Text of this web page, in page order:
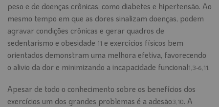
peso e de doenças crônicas, como diabetes e hipertensão. Ao
mesmo tempo em que as dores sinalizam doenças, podem
agravar condições crônicas e gerar quadros de
sedentarismo e obesidade 11 e exercícios físicos bem
orientados demonstram uma melhora efetiva, favorecendo
o alivio da dor e minimizando a incapacidade funcional1,3-6,11.
Apesar de todo o conhecimento sobre os benefícios dos
exercícios um dos grandes problemas é a adesão3,10. A